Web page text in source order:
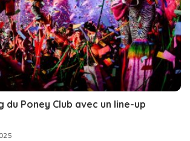
du Poney Club avec un line-up